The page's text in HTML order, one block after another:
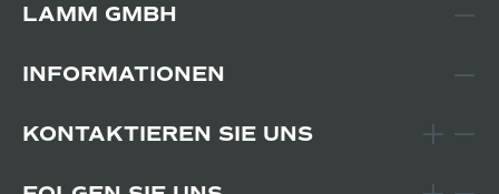
LAMM GMBH
INFORMATIONEN
KONTAKTIEREN SIE UNS